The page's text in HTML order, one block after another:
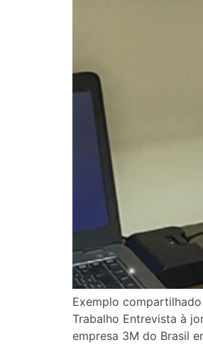
Exemplo
Trabalho Entrevista à
empresa 3M do Brasil